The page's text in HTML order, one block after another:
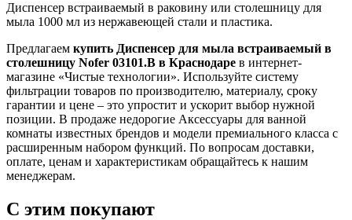
Диспенсер встраиваемый в раковину или столешницу для
мыла 1000 мл из нержавеющей стали и пластика.
Предлагаем купить Диспенсер для мыла встраиваемый в
столешницу Nofer 03101.B в Краснодаре в интернет-
магазине «Чистые технологии». Используйте систему
фильтрации товаров по производителю, материалу, сроку
гарантии и цене – это упростит и ускорит выбор нужной
позиции. В продаже недорогие Аксессуары для ванной
комнаты известных брендов и модели премиального класса с
расширенным набором функций. По вопросам доставки,
оплате, ценам и характеристикам обращайтесь к нашим
менеджерам.
С этим покупают